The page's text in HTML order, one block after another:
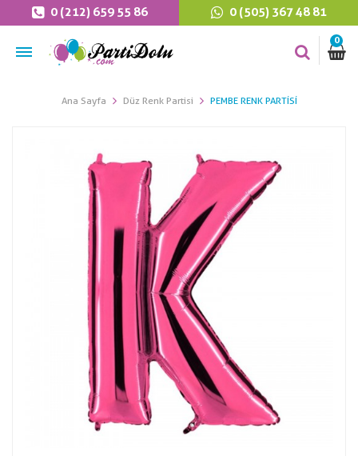
0 (212) 659 55 86 0 (505) 367 48 81
0
Ana Sayfa Düz Renk Partisi PEMBE RENK PARTISI